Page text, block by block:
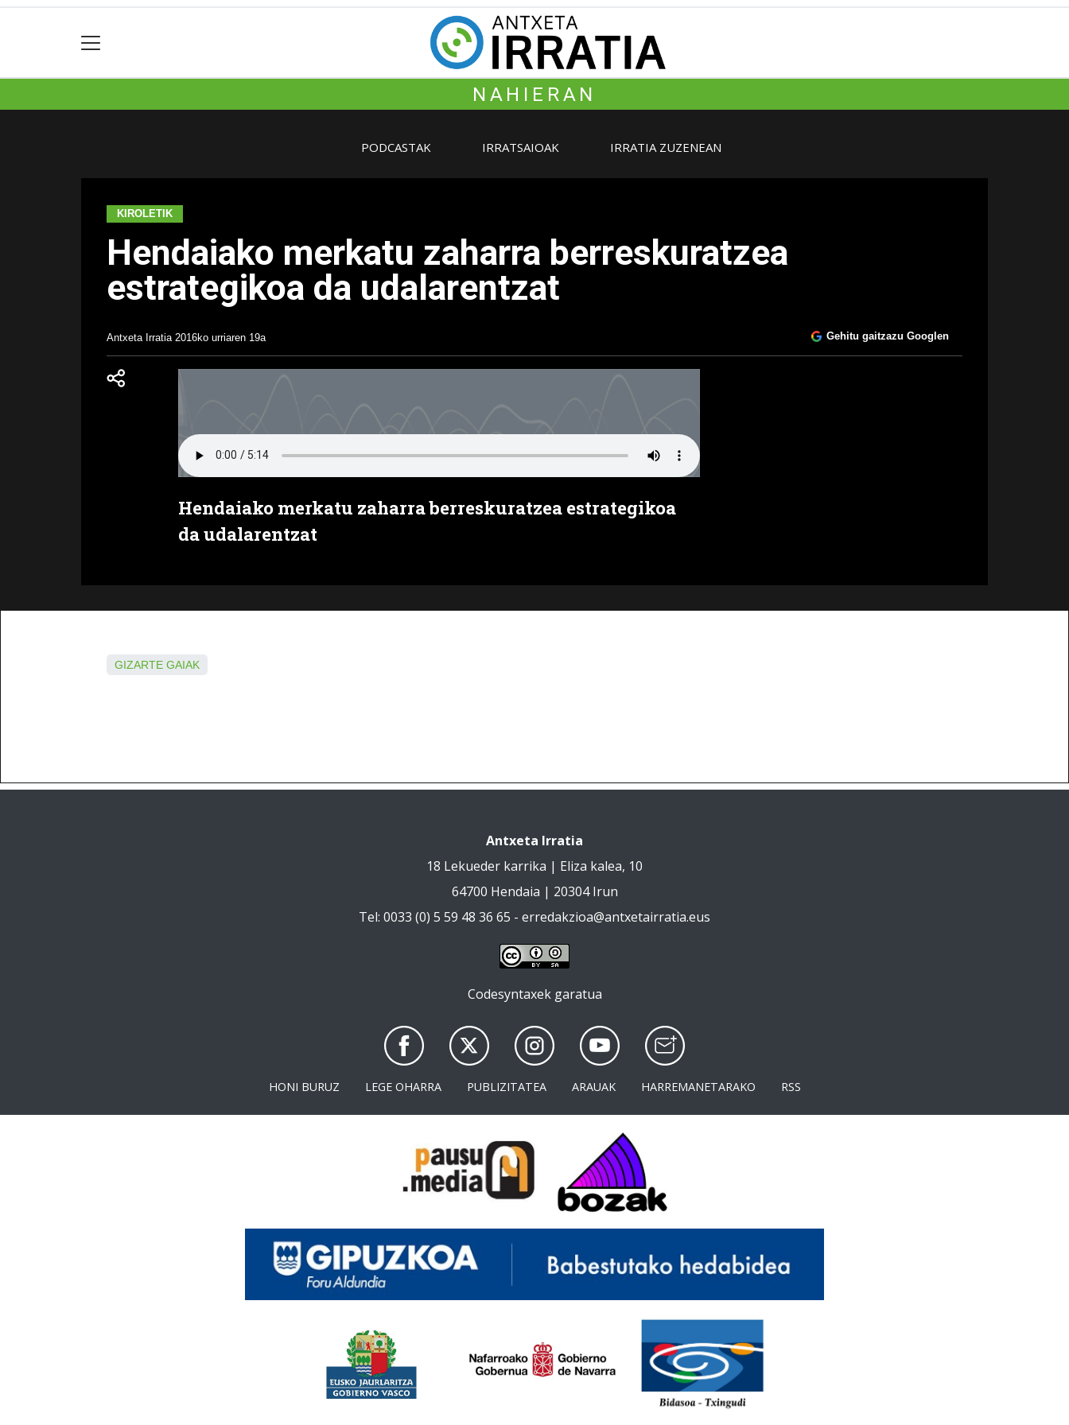
NAHIERAN
PODCASTAK IRRATSAIOAK IRRATIA ZUZENEAN
KIROLETIK
Hendaiako merkatu zaharra berreskuratzea
estrategikoa da udalarentzat
Antxeta Irratia 2016ko urriaren 19a Gehitu gaitzazu Googlen
Hendaiako merkatu zaharra berreskuratzea estrategikoa
da udalarentzat
GIZARTE GAIAK
Antxeta Irratia
18 Lekueder karrika | Eliza kalea, 10
64700 Hendaia | 20304 Irun
Tel: 0033 (0) 5 59 48 36 65 - erredakzioa@antxetairratia.eus
Codesyntaxek garatua
HONI BURUZ LEGE OHARRA PUBLIZITATEA ARAUAK HARREMANETARAKO RSS